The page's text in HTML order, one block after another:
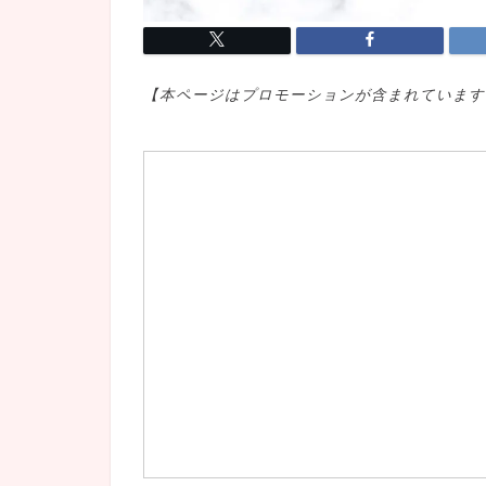
【本ページはプロモ ーションが含まれていま